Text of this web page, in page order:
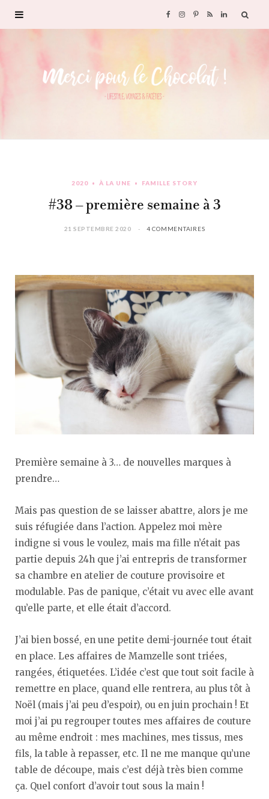
F
c
o
I
r
P
n
R
S
L
2020 À LA UNE FAMILLE STORY
#38 – première semaine à 3
21 SEPTEMBRE 2020 4 COMMENTAIRES
Première semaine à 3… de nouvelles marques à
prendre…
Mais pas question de se laisser abattre, alors je me
suis réfugiée dans l’action. Appelez moi mère
indigne si vous le voulez, mais ma fille n’était pas
partie depuis 24h que j’ai entrepris de transformer
sa chambre en atelier de couture provisoire et
modulable. Pas de panique, c’était vu avec elle avant
qu’elle parte, et elle était d’accord.
J’ai bien bossé, en une petite demi-journée tout était
en place. Les affaires de Mamzelle sont triées,
rangées, étiquetées. L’idée c’est que tout soit facile à
remettre en place, quand elle rentrera, au plus tôt à
Noël (mais j’ai peu d’espoir), ou en juin prochain ! Et
moi j’ai pu regrouper toutes mes affaires de couture
au même endroit : mes machines, mes tissus, mes
fils, la table à repasser, etc. Il ne me manque qu’une
table de découpe, mais c’est déjà très bien comme
ça. Quel confort d’avoir tout sous la main !